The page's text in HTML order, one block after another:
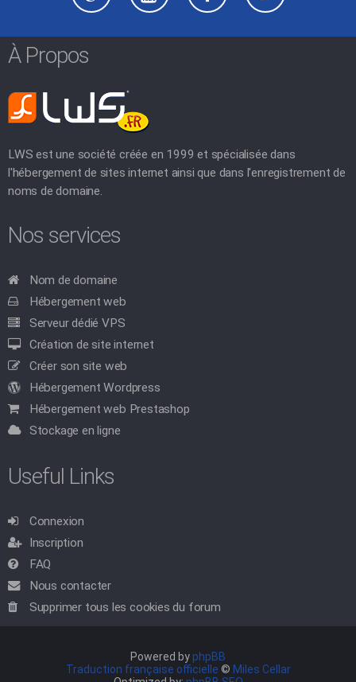
À Propos
LWS est une société créée en 1999 et spécialisée dans
l'hébergement de sites internet ainsi que dans l'enregistrement de
noms de domaine.
Nos services
Nom de domaine
Hébergement web
Serveur dédié VPS
Création de site internet
Créer son site web
Hébergement Wordpress
Hébergement web Prestashop
Stockage en ligne
Useful Links
Connexion
Inscription
FAQ
Nous contacter
Supprimer tous les cookies du forum
Powered byphpBB
Traduction française officielle © Miles Cellar